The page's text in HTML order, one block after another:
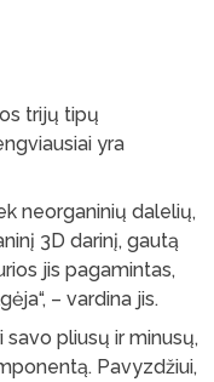
trijų tipų
yra
neorganinių dalelių,
3D darinį, gautą
jis pagamintas,
– vardina jis.
pliusų ir minusų,
Pavyzdžiui,